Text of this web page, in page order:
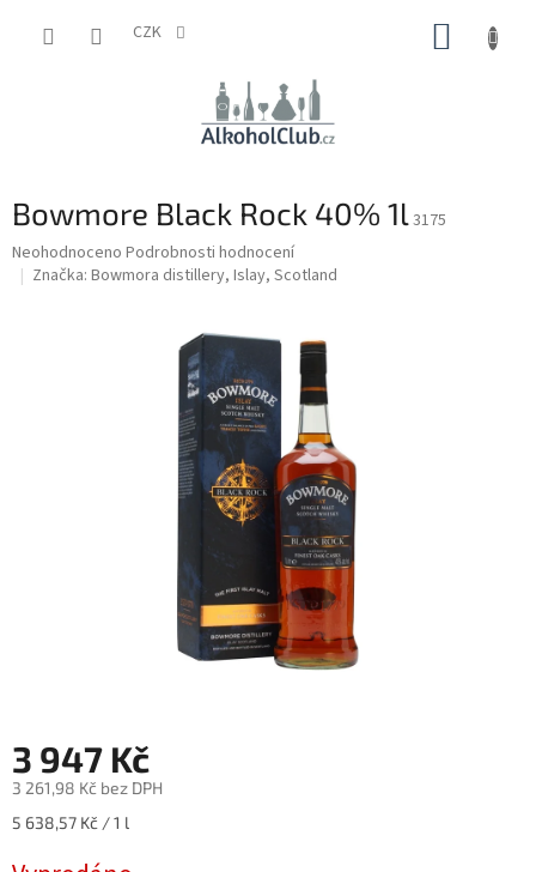
CZK
Bowmore Black Rock 40% 1l3175
Průměrné
hodnocení
Neohodnoceno Podrobnosti hodnocení
Značka: Bowmora distillery, Islay, Scotland
3 947 Kč
3 261,98 Kč bez DPH
Měrná
5 638,57 Kč / 1 l